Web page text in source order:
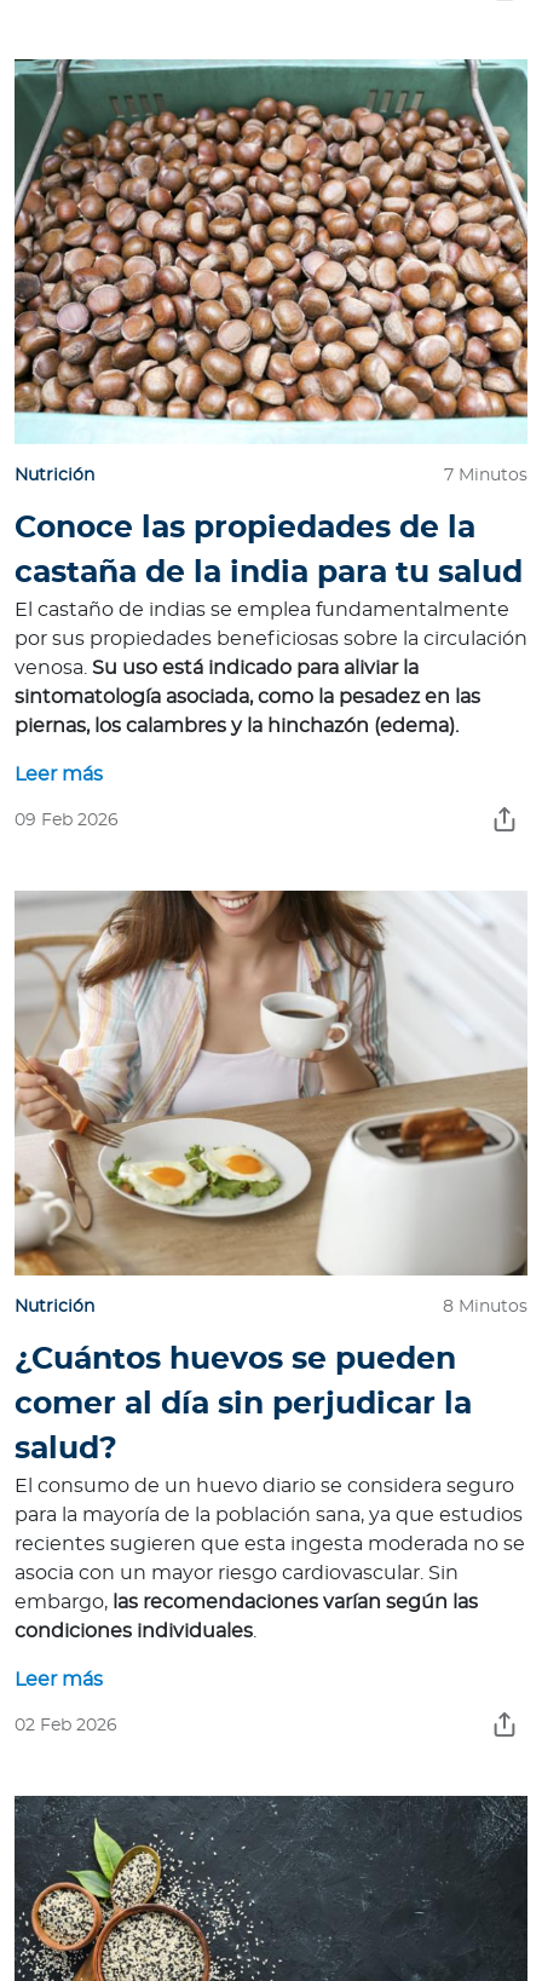
Nutrición 7 Minutos
Conoce las propiedades de la
castaña de la india para tu salud
El castaño de indias se emplea fundamentalmente
por sus propiedades beneficiosas sobre la circulación
venosa. Su uso está indicado para aliviar la
sintomatología asociada, como la pesadez en las
piernas, los calambres y la hinchazón (edema).
Leer más
09 Feb 2026
Nutrición 8 Minutos
¿Cuántos huevos se pueden
comer al día sin perjudicar la
salud?
El consumo de un huevo diario se considera seguro
para la mayoría de la población sana, ya que estudios
recientes sugieren que esta ingesta moderada no se
asocia con un mayor riesgo cardiovascular. Sin
embargo, las recomendaciones varían según las
condiciones individuales.
Leer más
02 Feb 2026